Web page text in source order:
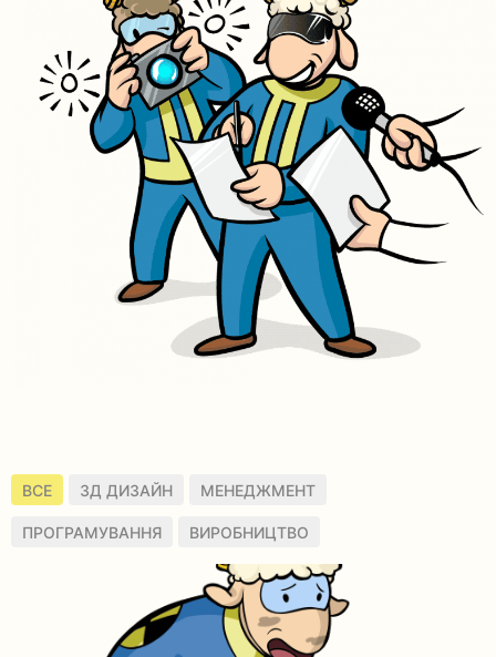
ВСЕ 3Д ДИЗАЙН МЕНЕДЖМЕНТ
ПРОГРАМУВАННЯ ВИРОБНИЦТВО